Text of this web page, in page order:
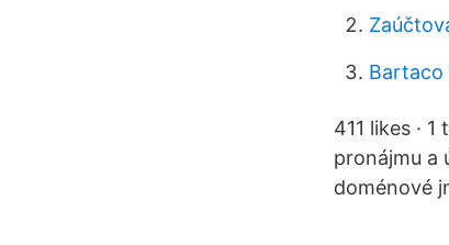
Bartaco
411 likes ·
pronájmu a
doménové